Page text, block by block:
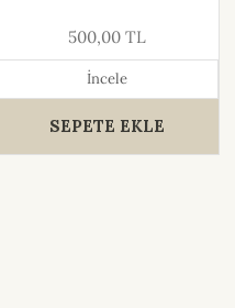
500,00 TL
İncele
SEPETE EKLE